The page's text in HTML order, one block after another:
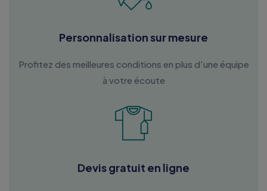
Personnalisation sur mesure
Profitez des meilleures conditions en plus d'une équipe
à votre écoute
Devis gratuit en ligne